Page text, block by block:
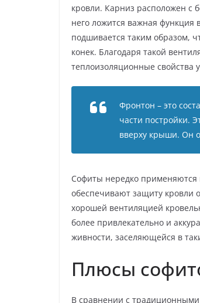
кровли. Карниз расположен с
него ложится важная функция
подшивается таким образом,
конек. Благодаря такой
теплоизоляционные свойства
Фронтон – это
части постройки.
вверху крыши. Он
Софиты нередко применяются
обеспечивают защиту кровли
хорошей вентиляцией
более привлекательно и
живности, заселяющейся в
Плюсы
В сравнении с традиционными